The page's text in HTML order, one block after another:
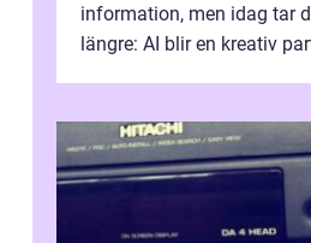
information, men idag tar
längre: AI blir en kreativ